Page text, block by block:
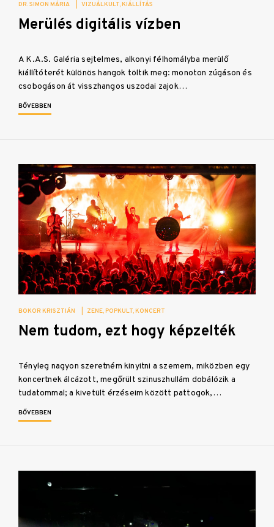
DR. SIMON MÁRIA VIZUÁLKULT KIÁLLÍTÁS
Merülés digitális vízben
A K.A.S. Galéria sejtelmes, alkonyi félhomályba merülő
kiállítóterét különös hangok töltik meg: monoton zúgáson és
csobogáson át visszhangos uszodai zajok…
BŐVEBBEN
BOKOR KRISZTIÁN ZENE POPKULT KONCERT
Nem tudom, ezt hogy képzelték
Tényleg nagyon szeretném kinyitni a szemem, miközben egy
koncertnek álcázott, megőrült szinuszhullám dobálózik a
tudatommal; a kivetült érzéseim között pattogok,…
BŐVEBBEN